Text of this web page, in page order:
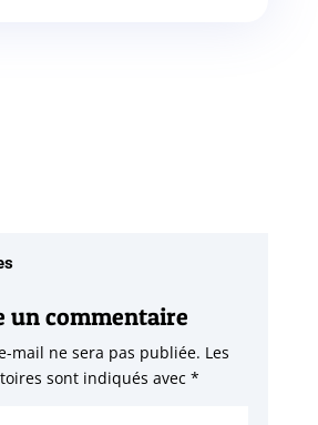
un commentaire
mail ne sera pas publiée. Les
sont indiqués avec *